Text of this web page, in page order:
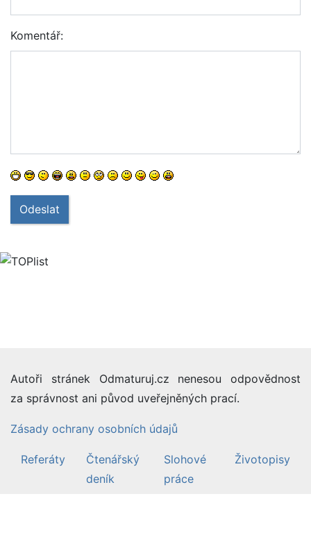
Komentář:
Odeslat
Autoři stránek Odmaturuj.cz nenesou odpovědnost
za správnost ani původ uveřejněných prací.
Zásady ochrany osobních údajů
Referáty
Čtenářský
deník
Slohové
práce
Životopisy